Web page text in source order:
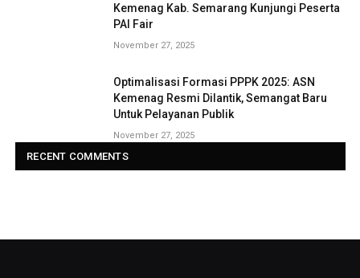
Kemenag Kab. Semarang Kunjungi Peserta
PAI Fair
November 27, 2025
Optimalisasi Formasi PPPK 2025: ASN
Kemenag Resmi Dilantik, Semangat Baru
Untuk Pelayanan Publik
November 27, 2025
RECENT COMMENTS